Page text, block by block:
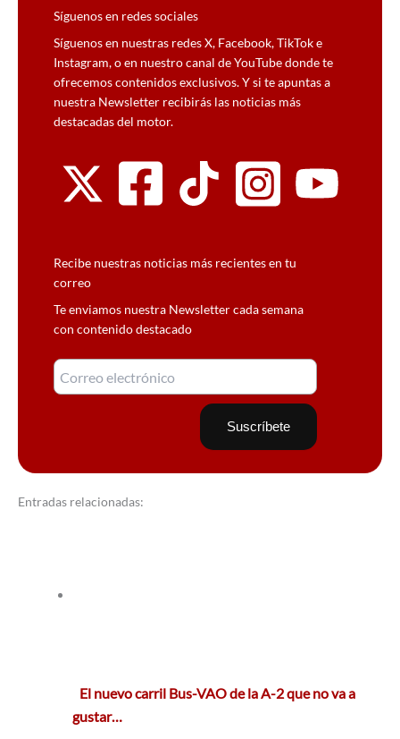
Síguenos en redes sociales
Síguenos en nuestras redes X, Facebook, TikTok e
Instagram, o en nuestro canal de YouTube donde te
ofrecemos contenidos exclusivos. Y si te apuntas a
nuestra Newsletter recibirás las noticias más
destacadas del motor.
Recibe nuestras noticias más recientes en tu
correo
Te enviamos nuestra Newsletter cada semana
con contenido destacado
Entradas relacionadas:
El nuevo carril Bus-VAO de la A-2 que no va a
gustar…